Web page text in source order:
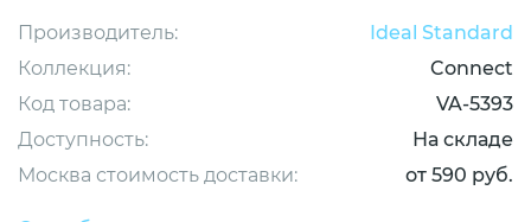
Производитель:
Ideal Standard
Коллекция:
Connect
Код товара:
VA-5393
Доступность:
На складе
Москва стоимость доставки:
от 590 руб.